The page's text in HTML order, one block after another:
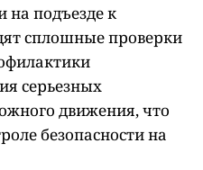
на подъезде к
сплошные проверки
серьезных
движения, что
безопасности на